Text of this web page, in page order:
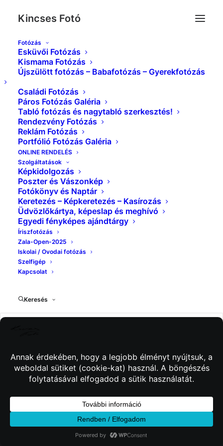
Kincses Fotó
Fotózás
Esküvői Fotózás
Kismama Fotózás
Újszülött fotózás – Babafotózás – Gyerekfotózás
Családi Fotózás
Páros Fotózás Galéria
Tabló fotózás és nagytabló szerkesztés!
Rendezvény Fotózás
Reklám Fotózás
Portfólió Fotózás Galéria
ONLINE RENDELÉS
Szolgáltatások
Képkidolgozás
Poszter és Vászonkép
Fotókönyv és Naptár
Keretezés – Képkeretezés – Kasírozás
Üdvözlőkártya, képeslap és meghívó
Egyedi fényképes ajándtárgy
Íriszfotózás
Zala-Open-2025
Iskolai / Ovodai fotózás
Szelfigép
Kapcsolat
Keresés
IMG_2205__
Kezdőlap Esküvői Képek Galéria IMG_2205__
© 2026 Kincses Fotó. Minden jog fenntartva